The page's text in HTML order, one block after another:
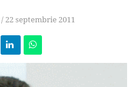
/22 septembrie 2011